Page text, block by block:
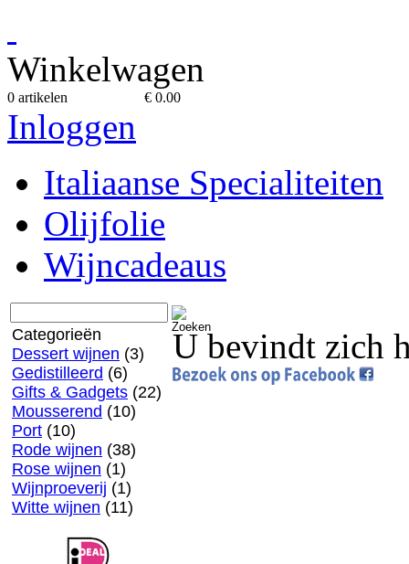
Winkelwagen
0 artikelen € 0.00
Inloggen
Italiaanse Specialiteiten
Olijfolie
Wijncadeaus
Categorieën
Dessert wijnen (3)
Gedistilleerd (6)
Gifts & Gadgets (22)
Mousserend (10)
Port (10)
Rode wijnen (38)
Rose wijnen (1)
Wijnproeverij (1)
Witte wijnen (11)
U bevindt zich